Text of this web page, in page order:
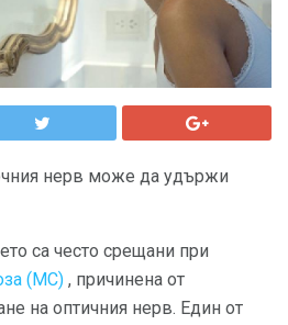
нерв може да удържи
са често срещани при
(МС) , причинена от
на оптичния нерв. Един от